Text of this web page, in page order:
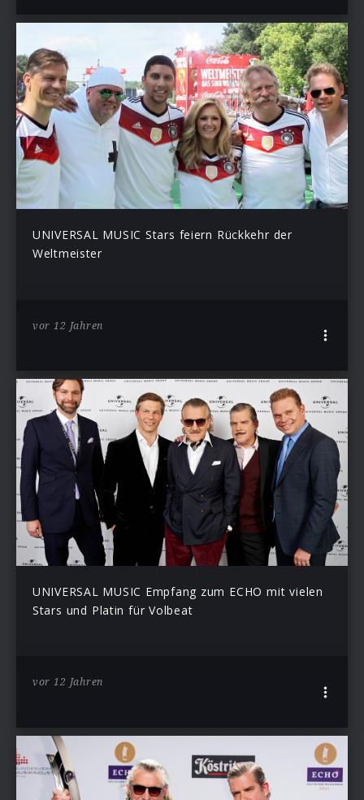
UNIVERSAL MUSIC Stars feiern Rückkehr der
Weltmeister
vor 12 Jahren
UNIVERSAL MUSIC Empfang zum ECHO mit vielen
Stars und Platin für Volbeat
vor 12 Jahren